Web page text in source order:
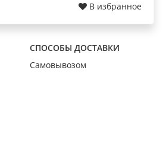
В избранное
СПОСОБЫ ДОСТАВКИ
Самовывозом